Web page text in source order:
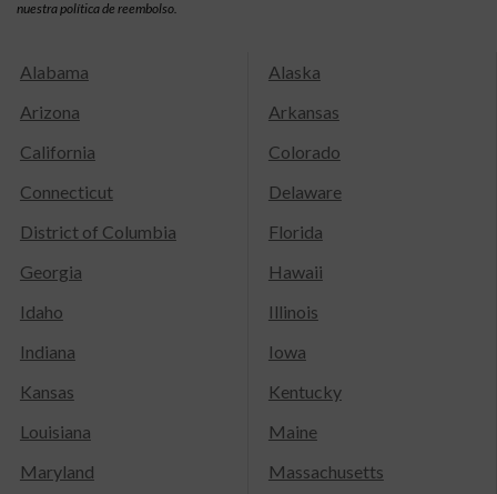
nuestra política de reembolso.
Alabama
Alaska
Arizona
Arkansas
California
Colorado
Connecticut
Delaware
District of Columbia
Florida
Georgia
Hawaii
Idaho
Illinois
Indiana
Iowa
Kansas
Kentucky
Louisiana
Maine
Maryland
Massachusetts